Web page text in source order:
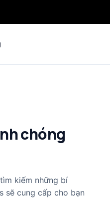
chóng
kiếm những bí
sẽ cung cấp cho bạn